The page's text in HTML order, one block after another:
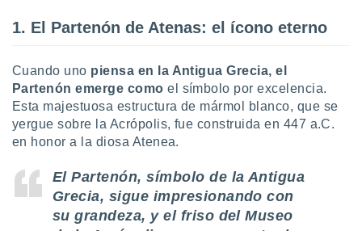
o
no
Puedes
acceder a
abono
1. El Partenón de Atenas: el ícono eterno
Cuando uno piensa en la Antigua Grecia, el
Partenón emerge comoel símbolo por excelencia.
Esta majestuosa estructura de mármol blanco, que se
yergue sobre la Acrópolis, fue construida en 447 a.C.
en honor a la diosa Atenea.
El Partenón, símbolo de la Antigua
Grecia, sigue impresionando con
su grandeza, y el friso del Museo